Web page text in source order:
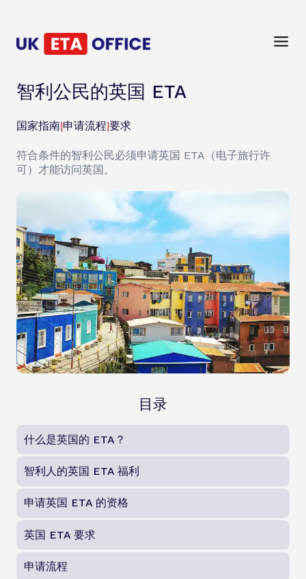
智利公民的英国 ETA
国家指南|申请流程|要求
符合条件的智利公民必须申请英国 ETA（电子旅行许
可）才能访问英国。
目录
什么是英国的 ETA？
智利人的英国 ETA 福利
申请英国 ETA 的资格
英国 ETA 要求
申请流程